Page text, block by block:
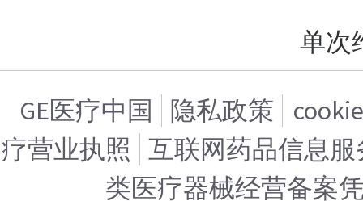
单次
GE医疗中国 隐私政策
疗营业执照 互联网药品信息服
类医疗器械经营备案